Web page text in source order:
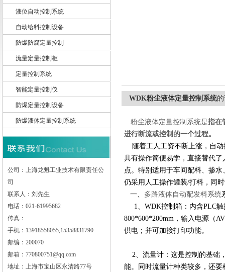
上海龙魁工业技术有限责任公司
液位自动控制系统
自动给料控制设备
防爆防腐定量控制
流量定量控制柜
定量控制系统
智能定量控制仪
防爆定量控制设备
防爆液体定量控制系统
公司：上海龙魁工业技术有限责任公
司
联系人：刘先生
电话：021-61995682
传真：
手机：13918558055,15358831790
邮编：200070
邮箱：770800751@qq.com
地址：上海市宝山区永清路77号
WDK粉尘液体定量控制系统
粉尘液体定量控制系统是指在
进行断流或控制的一个过程。
随着工人工资不断上涨，自动
具有操作简便易学，直接替代
点。特别适用于车间配料、掺
仍采用人工操作罐装/打料，同
一、 多路液体自动配发料系统
1、 WDK控制箱：内含PLC
800*600*200mm，输入电源（
供电；并可加接打印功能。
2、 流量计：这是控制的基础
能。同时流量计种类较多，还